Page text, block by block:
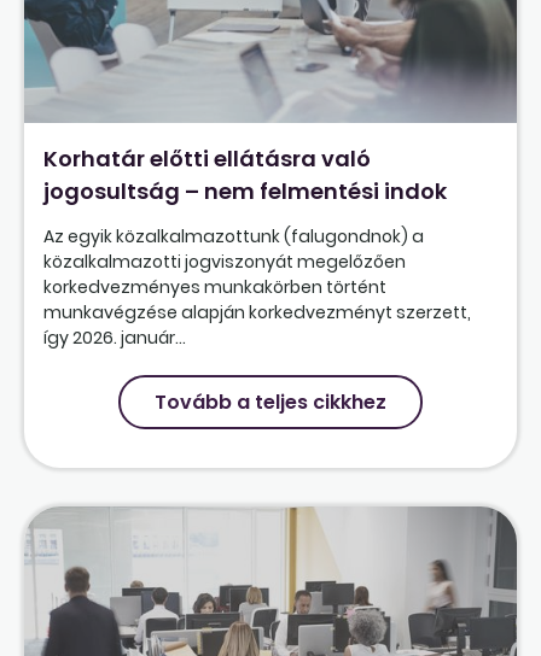
Korhatár előtti ellátásra való
jogosultság – nem felmentési indok
Az egyik közalkalmazottunk (falugondnok) a
közalkalmazotti jogviszonyát megelőzően
korkedvezményes munkakörben történt
munkavégzése alapján korkedvezményt szerzett,
így 2026. január...
Tovább a teljes cikkhez